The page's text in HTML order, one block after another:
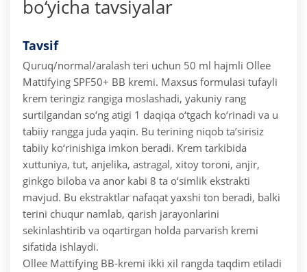
bo‘yicha tavsiyalar
Tavsif
Quruq/normal/aralash teri uchun 50 ml hajmli Ollee
Mattifying SPF50+ BB kremi. Maxsus formulasi tufayli
krem teringiz rangiga moslashadi, yakuniy rang
surtilgandan so‘ng atigi 1 daqiqa o‘tgach ko‘rinadi va u
tabiiy rangga juda yaqin. Bu terining niqob ta’sirisiz
tabiiy ko‘rinishiga imkon beradi. Krem tarkibida
xuttuniya, tut, anjelika, astragal, xitoy toroni, anjir,
ginkgo biloba va anor kabi 8 ta o‘simlik ekstrakti
mavjud. Bu ekstraktlar nafaqat yaxshi ton beradi, balki
terini chuqur namlab, qarish jarayonlarini
sekinlashtirib va oqartirgan holda parvarish kremi
sifatida ishlaydi.
Ollee Mattifying BB-kremi ikki xil rangda taqdim etiladi